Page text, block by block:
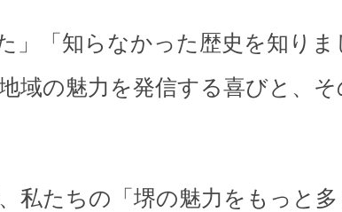
」「知らなかった歴史を知り
域の魅力を発信する喜びと、
私たちの「堺の魅力をもっと